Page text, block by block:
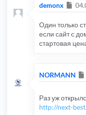
demonx
Один только
если сайт с
стартовая
NORMANN
Раз уж
http://next-